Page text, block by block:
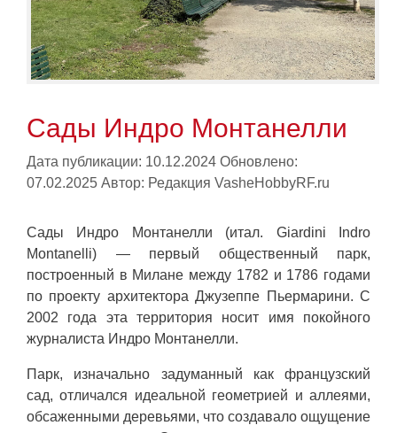
Сады Индро Монтанелли
Дата публикации: 10.12.2024 Обновлено:
07.02.2025 Автор: Редакция VasheHobbyRF.ru
Сады Индро Монтанелли (итал. Giardini Indro
Montanelli) — первый общественный парк,
построенный в Милане между 1782 и 1786 годами
по проекту архитектора Джузеппе Пьермарини. С
2002 года эта территория носит имя покойного
журналиста Индро Монтанелли.
Парк, изначально задуманный как французский
сад, отличался идеальной геометрией и аллеями,
обсаженными деревьями, что создавало ощущение